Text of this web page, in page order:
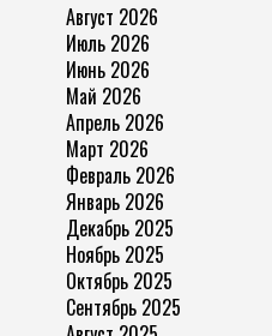
Август 2026
Июль 2026
Июнь 2026
Май 2026
Апрель 2026
Март 2026
Февраль 2026
Январь 2026
Декабрь 2025
Ноябрь 2025
Октябрь 2025
Сентябрь 2025